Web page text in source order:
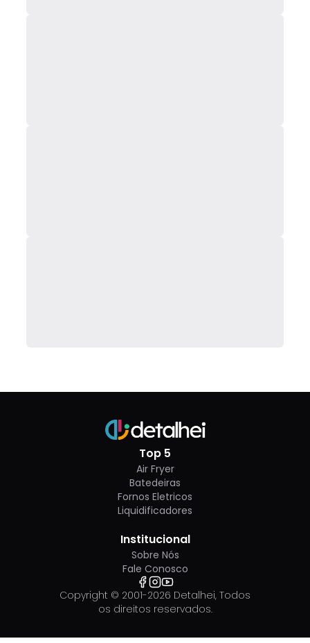
Top 5
Air Fryer
Batedeiras
Fornos Eletricos
Liquidificadores
Institucional
Sobre Nós
Fale Conosco
Copyright © 2001-2026 Detalhei, Todos
os direitos reservados.